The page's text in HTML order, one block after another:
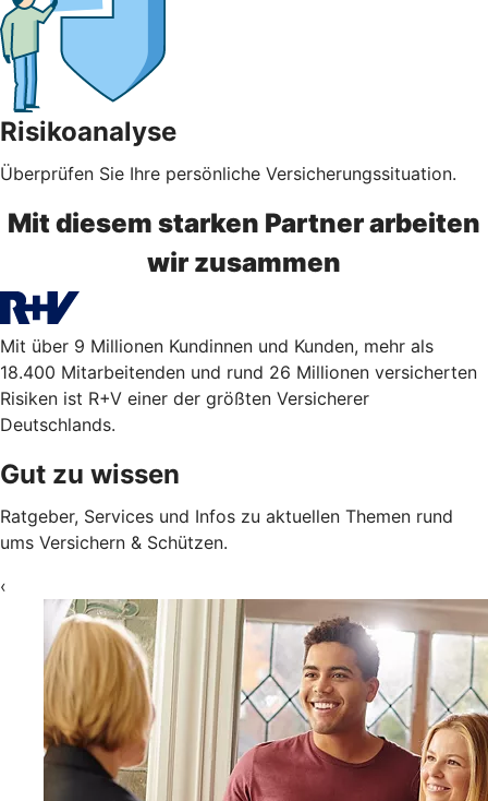
Risikoanalyse
Überprüfen Sie Ihre persönliche Versicherungssituation.
Mit diesem starken Partner arbeiten
wir zusammen
Mit über 9 Millionen Kundinnen und Kunden, mehr als
18.400 Mitarbeitenden und rund 26 Millionen versicherten
Risiken ist R+V einer der größten Versicherer
Deutschlands.
Gut zu wissen
Ratgeber, Services und Infos zu aktuellen Themen rund
ums Versichern & Schützen.
‹